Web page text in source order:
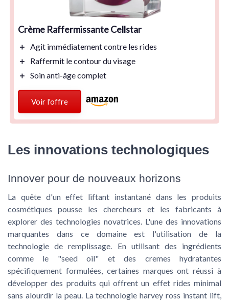
Crème Raffermissante Cellstar
＋ Agit immédiatementcontre les rides
＋
Raffermit lecontour du visage
＋ Soinanti-âgecomplet
Voir l'offre
Les innovations technologiques
Innover pour de nouveaux horizons
La quête d'un effet liftant instantané dans les produits
cosmétiques pousse les chercheurs et les fabricants à
explorer des technologies novatrices. L'une des innovations
marquantes dans ce domaine est l'utilisation de la
technologie de remplissage. En utilisant des ingrédients
comme le "seed oil" et des cremes hydratantes
spécifiquement formulées, certaines marques ont réussi à
développer des produits qui offrent un effet rides minimal
sans alourdir la peau. La technologie harvey ross instant lift,